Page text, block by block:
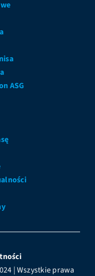
ASG
| Wszystkie prawa